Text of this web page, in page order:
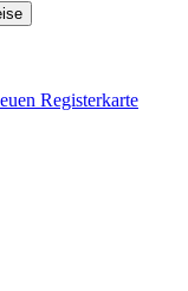
Registerkarte